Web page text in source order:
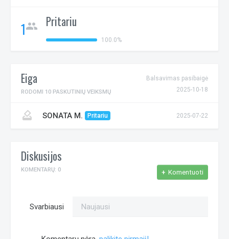
1people Pritariu
100.0%
Eiga
RODOMI 10 PASKUTINIŲ VEIKSMŲ
Balsavimas pasibaigė
2025-10-18
how_to_vote SONATA M. Pritariu 2025-07-22
Diskusijos
KOMENTARŲ: 0 + Komentuoti
Svarbiausi Naujausi